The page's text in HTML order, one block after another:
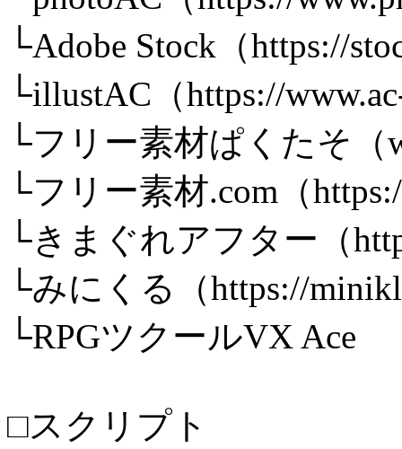
└Adobe Stock（https://
└illustAC（https://
└フリー素材ぱくたそ（
└フリー素材.com（
└きまぐれアフター（
└みにくる（https://
└RPGツクールVX Ace
□スクリプト